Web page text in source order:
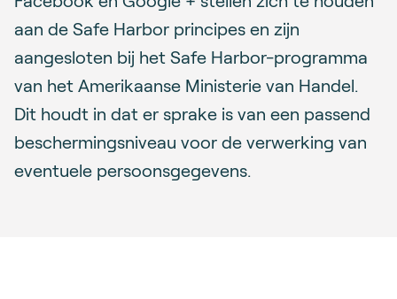
aan de Safe Harbor principes en zijn
aangesloten bij het Safe Harbor-programma
van het Amerikaanse Ministerie van Handel.
Dit houdt in dat er sprake is van een passend
beschermingsniveau voor de verwerking van
eventuele persoonsgegevens.